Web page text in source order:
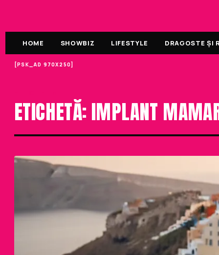
HOME SHOWBIZ LIFESTYLE DRAGOSTE ȘI
[PSK_AD 970X250]
ETICHETĂ: IMPLANT